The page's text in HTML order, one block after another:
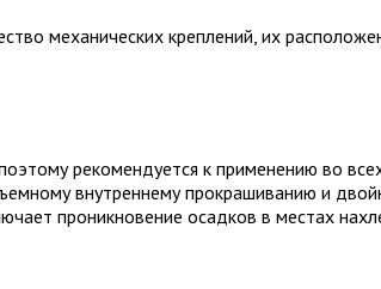
механических креплений, их
рекомендуется к применению во
внутреннему прокрашиванию и
проникновение осадков в местах